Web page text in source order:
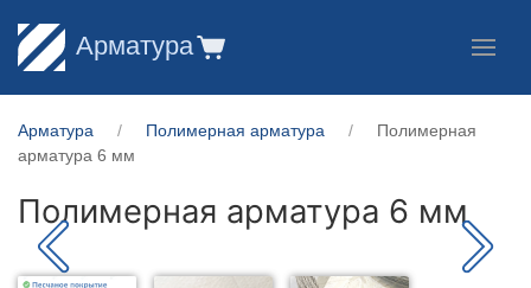
Арматура
Арматура Полимерная арматура
Полимерная
арматура 6 мм
Полимерная арматура 6 мм